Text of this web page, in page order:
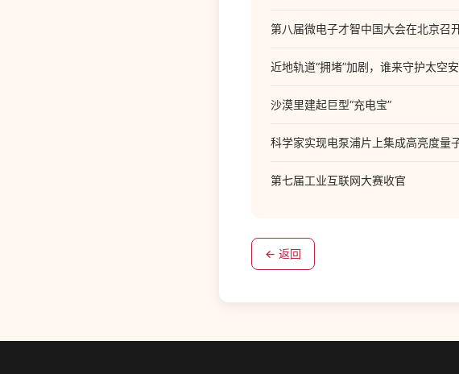
第八届微电子才智中国大会在北京召
近地轨道“拥堵”加剧，谁来守护太空安
沙漠里建起巨型“充电宝”
科学家实现电泵浦片上集成高亮度量
第七届工业互联网大赛收官
← 返回